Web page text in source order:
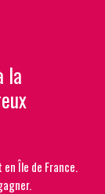
la
Île de France.